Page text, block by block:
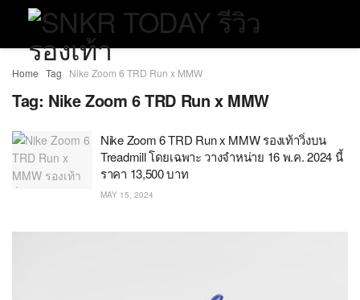
Home Tag Nike Zoom 6 TRD Run x MMW
Tag: Nike Zoom 6 TRD Run x MMW
Nike Zoom 6 TRD Run x MMW รองเท้าวิ่งบน
Treadmill โดยเฉพาะ วางจำหน่าย 16 พ.ค. 2024 นี้
ราคา 13,500 บาท
MAY 15, 2024